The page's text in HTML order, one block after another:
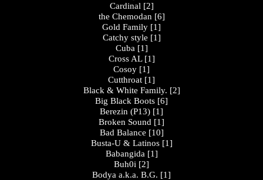
Cardinal [2]
the Chemodan [6]
Gold Family [1]
Catchy style [1]
Cuba [1]
Cross AL [1]
Cosoy [1]
Cutthroat [1]
Black & White Family. [2]
Big Black Boots [6]
Berezin (P13) [1]
Broken Sound [1]
Bad Balance [10]
Busta-U & Latinos [1]
Babangida [1]
Buh0i [2]
Bodya a.k.a. B.G. [1]